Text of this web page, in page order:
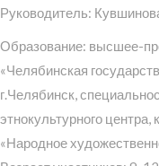
Руководитель:
Образование: высшее-
«Челябинская
г.Челябинск,
этнокультурного
«Народное